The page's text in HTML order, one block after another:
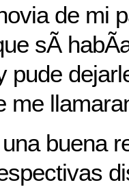
de mi
sÃ­
pude
me
buena